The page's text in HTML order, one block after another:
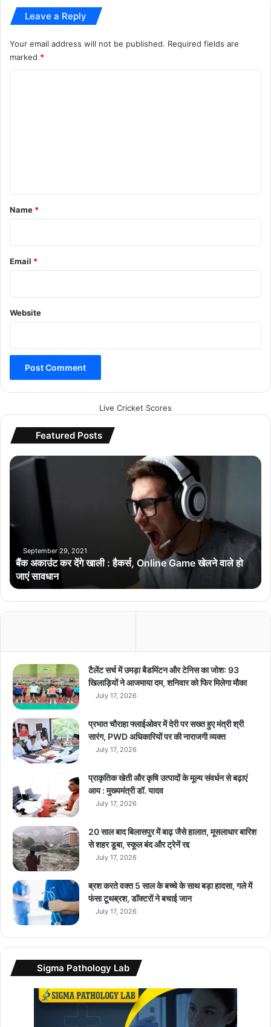
Leave a Reply
Your email address will not be published. Required fields are
marked *
*
Name *
Email *
Website
Live Cricket Scores
Featured Posts
बैं
ट
खा
ली
र्स
O
n
n
e
G
e
खे
ने
वा
ले
हो
जा
एं
सा
न
September 29, 2021
बैंक अकाउंट कर देंगे खाली : हैकर्स, Online Game खेलने वाले हो
जाएं सावधान
टैलेंट सर्च में उमड़ा बैडमिंटन और टेनिस का जोश: 93
खिलाड़ियों ने आजमाया दम, शनिवार को फिर मिलेगा मौका
July 17, 2026
प्रभात चौराहा फ्लाईओवर में देरी पर सख्त हुए मंत्री श्री
सारंग, PWD अधिकारियों पर की नाराजगी व्यक्त
July 17, 2026
प्राकृतिक खेती और कृषि उत्पादों के मूल्य संवर्धन से बढ़ाएं
आय : मुख्यमंत्री डॉ. यादव
July 17, 2026
20 साल बाद बिलासपुर में बाढ़ जैसे हालात, मूसलाधार बारिश
से शहर डूबा, स्कूल बंद और ट्रेनें रद्द
July 17, 2026
ब्रश करते वक्त 5 साल के बच्चे के साथ बड़ा हादसा, गले में
फंसा टूथब्रश, डॉक्टरों ने बचाई जान
July 17, 2026
Sigma Pathology Lab